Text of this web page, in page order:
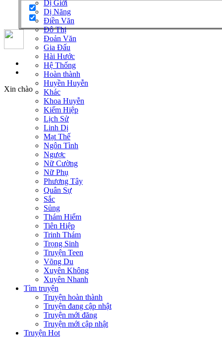
Đăng nhập
Đăng ký
Xin chào
Dị Giới
Dị Năng
Điền Văn
Đô Thị
Đoản Văn
Gia Đấu
Hài Hước
Hệ Thống
Hoàn thành
Huyền Huyễn
Khác
Khoa Huyễn
Kiếm Hiệp
Lịch Sử
Linh Dị
Mạt Thế
Ngôn Tình
Ngược
Nữ Cường
Nữ Phụ
Phương Tây
Quân Sự
Sắc
Sủng
Thám Hiểm
Tiên Hiệp
Trinh Thám
Trọng Sinh
Truyện Teen
Võng Du
Xuyên Không
Xuyên Nhanh
Tìm truyện
Truyện hoàn thành
Truyện đang cập nhật
Truyện mới đăng
Truyện mới cập nhật
Truyện Hot